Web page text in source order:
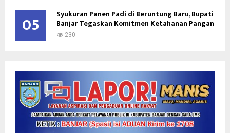
05 Syukuran Panen Padi di Beruntung Baru, Bupati
Banjar Tegaskan Komitmen Ketahanan Pangan
230